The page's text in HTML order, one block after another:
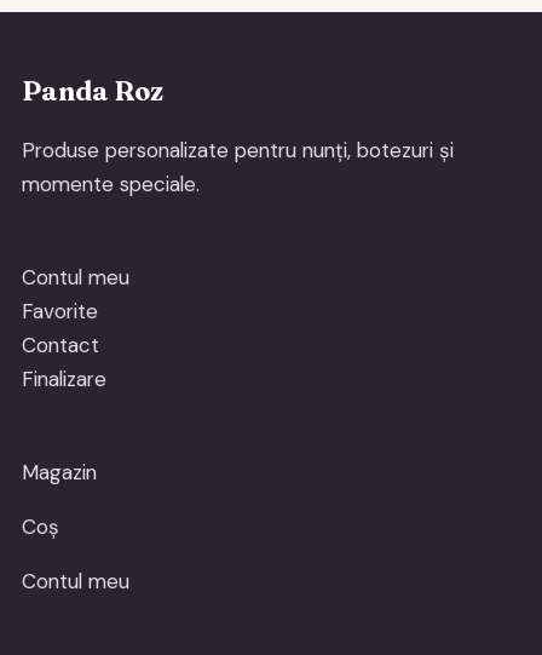
Panda Roz
Produse personalizate pentru nunți, botezuri și
momente speciale.
Contul meu
Favorite
Contact
Finalizare
Magazin
Coș
Contul meu